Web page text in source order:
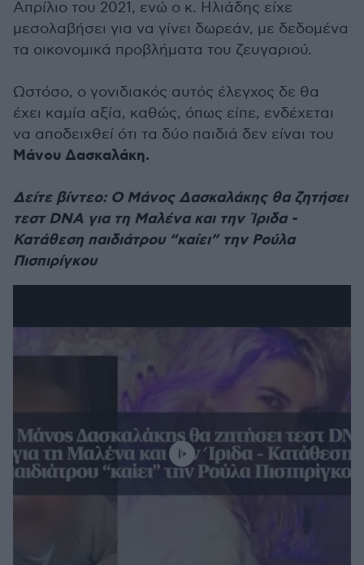
Απρίλιο του 2021, ενώ ο κ. Ηλιάδης είχε
μεσολαβήσει για να γίνει δωρεάν, με δεδομένα
τα οικονομικά προβλήματα του ζευγαριού.
Ωστόσο, ο γονιδιακός αυτός έλεγχος δε θα
έχει καμία αξία, καθώς, όπως είπε, ενδέχεται
να αποδειχθεί ότι τα δύο παιδιά δεν είναι του
Μάνου Δασκαλάκη.
Δείτε βίντεο: Ο Μάνος Δασκαλάκης θα ζητήσει
τεστ DNA για τη Μαλένα και την Ίριδα -
Κατάθεση παιδιάτρου “καίει” την Ρούλα
Πισπιρίγκου